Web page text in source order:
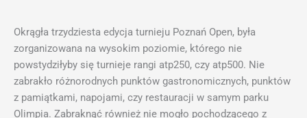
Okrągła trzydziesta edycja turnieju Poznań Open, była
zorganizowana na wysokim poziomie, którego nie
powstydziłyby się turnieje rangi atp250, czy atp500. Nie
zabrakło różnorodnych punktów gastronomicznych, punktów
z pamiątkami, napojami, czy restauracji w samym parku
Olimpia. Zabraknąć również nie mogło pochodzącego z